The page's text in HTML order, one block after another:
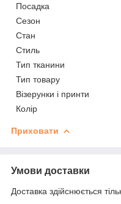
Посадка
Сезон
Стан
Стиль
Тип тканини
Тип товару
Візерунки і принти
Колір
Приховати
Умови доставки
Доставка здійснюється